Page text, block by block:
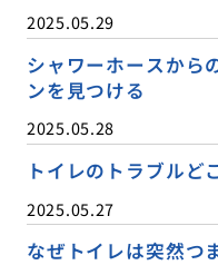
2025.05.29
シャワーホースから
ンを見つける
2025.05.28
トイレのトラブルど
2025.05.27
なぜトイレは突然つ